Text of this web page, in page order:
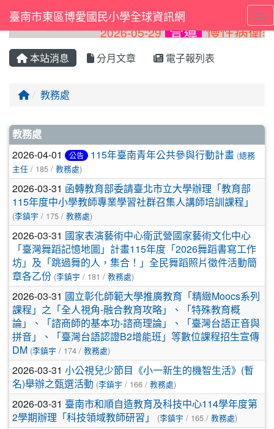
臺南市東區博愛國民小學全球資訊網
2026-05-29 宣導 慢性病衛教
本站消息 分月文章 電子報列表
回首頁
教務處
文章列表
教務處
2026-04-01 公告 115年臺南青年公共參與行動計畫 (總務
主任 / 185 / 教務處)
2026-03-31 函轉教育部委請臺北市立大學辦理「教育部
115年度中小學教師專業學習社群召集人講師培訓課程」
(李鎮宇 / 175 / 教務處)
2026-03-31 國家表演藝術中心衛武營國家藝術文化中心
「臺灣舞蹈記憶地圖」計畫115年度「2026舞蹈書寫工作
坊」及「跳過舞的人，集合！」全民舞蹈照片徵件活動簡
章各乙份 (李鎮宇 / 181 / 教務處)
2026-03-31 國立彰化師範大學推廣教育「精緻Moocs系列
課程」之「全人視角-融合教育攻略」、「特殊教育概
論」、「諮商師的基本功-諮商理論」、「臺灣台語正音與
拼音」、「臺灣台語認證B2增能班」等數位課程招生宣傳
DM (李鎮宇 / 174 / 教務處)
2026-03-31 小公視兒少節目《小一新生的機智生活》(暫
名)舉辦之甄選活動 (李鎮宇 / 166 / 教務處)
2026-03-31 臺南市和順自造教育及科技中心114學年度第
2學期辦理「科技領域教師研習」
(李鎮宇 / 165 / 教務處)